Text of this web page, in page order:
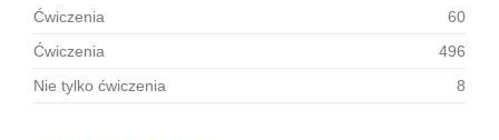
Ćwiczenia
60
Ćwiczenia
496
Nie tylko ćwiczenia
8